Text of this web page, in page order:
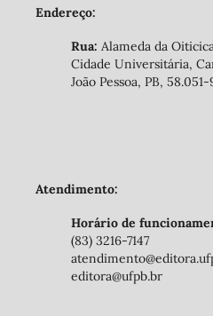
Endereço:
Rua: Alameda da
Cidade Universitária,
João Pessoa, PB, 58.051-
Atendimento:
Horário de
(83) 3216-7147
editora@ufpb.br